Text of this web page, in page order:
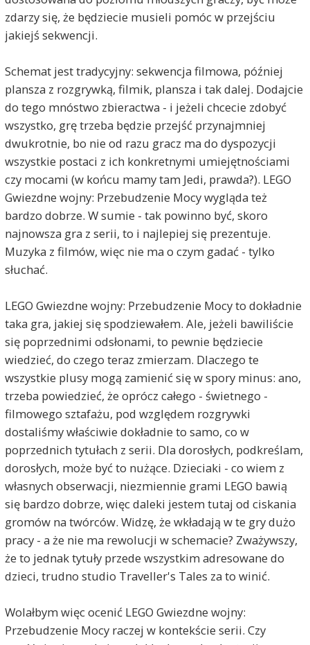
zdarzy się, że będziecie musieli pomóc w przejściu
jakiejś sekwencji.
Schemat jest tradycyjny: sekwencja filmowa, później
plansza z rozgrywką, filmik, plansza i tak dalej. Dodajcie
do tego mnóstwo zbieractwa - i jeżeli chcecie zdobyć
wszystko, grę trzeba będzie przejść przynajmniej
dwukrotnie, bo nie od razu gracz ma do dyspozycji
wszystkie postaci z ich konkretnymi umiejętnościami
czy mocami (w końcu mamy tam Jedi, prawda?). LEGO
Gwiezdne wojny: Przebudzenie Mocy wygląda też
bardzo dobrze. W sumie - tak powinno być, skoro
najnowsza gra z serii, to i najlepiej się prezentuje.
Muzyka z filmów, więc nie ma o czym gadać - tylko
słuchać.
LEGO Gwiezdne wojny: Przebudzenie Mocy to dokładnie
taka gra, jakiej się spodziewałem. Ale, jeżeli bawiliście
się poprzednimi odsłonami, to pewnie będziecie
wiedzieć, do czego teraz zmierzam. Dlaczego te
wszystkie plusy mogą zamienić się w spory minus: ano,
trzeba powiedzieć, że oprócz całego - świetnego -
filmowego sztafażu, pod względem rozgrywki
dostaliśmy właściwie dokładnie to samo, co w
poprzednich tytułach z serii. Dla dorosłych, podkreślam,
dorosłych, może być to nużące. Dzieciaki - co wiem z
własnych obserwacji, niezmiennie grami LEGO bawią
się bardzo dobrze, więc daleki jestem tutaj od ciskania
gromów na twórców. Widzę, że wkładają w te gry dużo
pracy - a że nie ma rewolucji w schemacie? Zważywszy,
że to jednak tytuły przede wszystkim adresowane do
dzieci, trudno studio Traveller's Tales za to winić.
Wolałbym więc ocenić LEGO Gwiezdne wojny:
Przebudzenie Mocy raczej w kontekście serii. Czy